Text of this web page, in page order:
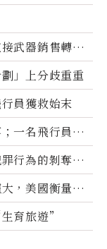
武器銷售轉向
」上分歧重重
員獲救始末
一名飛行員失
行為的剝奪公
，美國衡量地
育旅遊”